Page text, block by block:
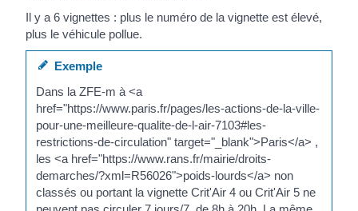
Il y a 6 vignettes : plus le numéro de la vignette est élevé,
plus le véhicule pollue.
Exemple
Dans la ZFE-m à <a
href="https://www.paris.fr/pages/les-actions-de-la-ville-
pour-une-meilleure-qualite-de-l-air-7103#les-
restrictions-de-circulation" target="_blank">Paris</a> ,
les <a href="https://www.rans.fr/mairie/droits-
demarches/?xml=R56026">poids-lourds</a> non
classés ou portant la vignette Crit'Air 4 ou Crit'Air 5 ne